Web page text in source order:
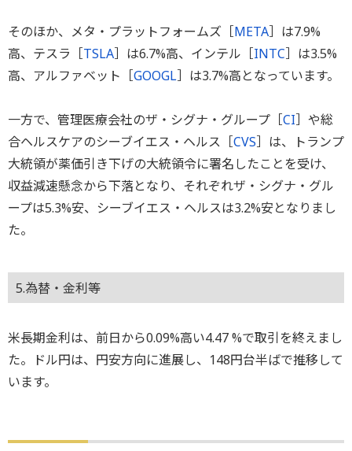
そのほか、メタ・プラットフォームズ［META］は7.9%
高、テスラ［TSLA］は6.7%高、インテル［INTC］は3.5%
高、アルファベット［GOOGL］は3.7%高となっています。
一方で、管理医療会社のザ・シグナ・グループ［CI］や総
合ヘルスケアのシーブイエス・ヘルス［CVS］は、トランプ
大統領が薬価引き下げの大統領令に署名したことを受け、
収益減速懸念から下落となり、それぞれザ・シグナ・グル
ープは5.3%安、シーブイエス・ヘルスは3.2%安となりまし
た。
5.為替・金利等
米長期金利は、前日から0.09%高い4.47 %で取引を終えまし
た。ドル円は、円安方向に進展し、148円台半ばで推移して
います。